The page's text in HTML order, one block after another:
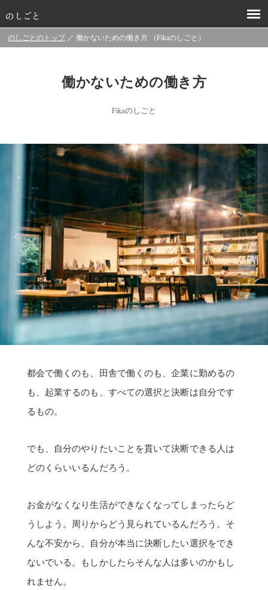
のしごとのトップ ／ 働かないための働き方 （Fikaのしごと）
働かないための働き方
Fikaのしごと
都会で働くのも、田舎で働くのも、企業に勤めるの
も、起業するのも、すべての選択と決断は自分です
るもの。
でも、自分のやりたいことを貫いて決断できる人は
どのくらいいるんだろう。
お金がなくなり生活ができなくなってしまったらど
うしよう。周りからどう見られているんだろう。そ
んな不安から、自分が本当に決断したい選択をでき
ないでいる。もしかしたらそんな人は多いのかもし
れません。